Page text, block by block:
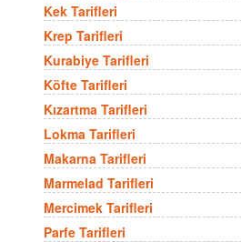
Kek Tarifleri
Krep Tarifleri
Kurabiye Tarifleri
Köfte Tarifleri
Kızartma Tarifleri
Lokma Tarifleri
Makarna Tarifleri
Marmelad Tarifleri
Mercimek Tarifleri
Parfe Tarifleri